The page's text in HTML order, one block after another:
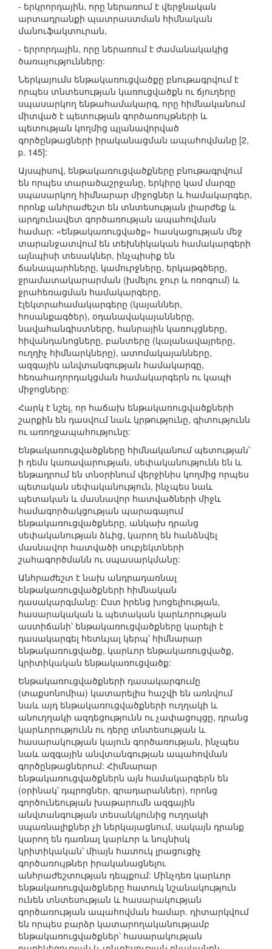
- երկրորդային, որը ներառում է վերջնական
արտադրանքի պատրաստման հիմնական
մանուֆակտուրան,
- երրորդային, որը ներառում է ժամանակակից
ծառայությունները:
Ներկայումս ենթակառուցվածքը բնութագրվում է
որպես տնտեսության կառուցվածքն ու ճյուղերը
սպասարկող ենթահամակարգ, որը հիմնականում
միտված է պետության գործառույթների և
պետության կողմից պլանավորված
գործընթացների իրականացման ապահովմանը [2,
p. 145]:
Այսպիսով, ենթակառուցվածքները բնութագրվում
են որպես տարածաշրջանը, երկիրը կամ մարզը
սպասարկող հիմնարար միջոցներ և համակարգեր,
որոնք անհրաժեշտ են տնտեսության լիարժեք և
արդյունավետ գործառության ապահովման
համար: «Ենթակառուցվածք» հասկացության մեջ
տարանջատվում են տեխնիկական համակարգերի
այնպիսի տեսակներ, ինչպիսիք են
ճանապարհները, կամուրջները, երկաթգծերը,
ջրամատակարարման (խմելու ջուր և ոռոգում) և
ջրահեռացման համակարգերը,
էլեկտրահամակարգերը (կայաններ,
հոսանքագծեր), օդանավակայանները,
նավահանգիստները, հանրային կառույցները,
հիվանդանոցները, բանտերը (կալանավայրերը,
ուղղիչ հիմնարկները), ատոմակայանները,
ազգային անվտանգության համակարգը,
հեռահաղորդակցման համակարգերն ու կապի
միջոցները:
Հարկ է նշել, որ հաճախ ենթակառուցվածքների
շարքին են դասվում նաև կրթությունը, գիտությունն
ու առողջապահությունը:
Ենթակառուցվածքները հիմնականում պետության՝
ի դեմս կառավարության, սեփականությունն են և
ենթադրում են տնօրինում վերջինիս կողմից որպես
պետական սեփականություն, ինչպես նաև
պետական և մասնավոր հատվածների միջև
համագործակցության պարագայում
ենթակառուցվածքները, անկախ դրանց
սեփականության ձևից, կարող են հանձնվել
մասնավոր հատվածի սուբյեկտների
շահագործմանն ու սպասարկմանը:
Անհրաժեշտ է նախ անդրադառնալ
ենթակառուցվածքների հիմնական
դասակարգմանը: Ըստ իրենց խոցելիության,
հասարակական և պետական կարևորության
աստիճանի՝ ենթակառուցվածքները կարելի է
դասակարգել հետևյալ կերպ՝ հիմնարար
ենթակառուցվածք, կարևոր ենթակառուցվածք,
կրիտիկական ենթակառուցվածք:
Ենթակառուցվածքների դասակարգումը
(տաքսոնոմիա) կատարելիս հաշվի են առնվում
նաև այդ ենթակառուցվածքների ուղղակի և
անուղղակի ազդեցությունն ու չափացույցը, դրանց
կարևորությունն ու դերը տնտեսության և
հասարակության կայուն գործառության, ինչպես
նաև ազգային անվտանգության ապահովման
գործընթացներում: Հիմնարար
ենթակառուցվածքներն այն համակարգերն են
(օրինակ՝ դպրոցներ, գրադարաններ), որոնց
գործունեության խաթարումն ազգային
անվտանգության տեսանկյունից ուղղակի
սպառնալիքներ չի ներկայացնում, սակայն դրանք
կարող են դառնալ կարևոր և նույնիսկ
կրիտիկական՝ միայն հատուկ լրացուցիչ
գործառույթներ իրականացնելու
անհրաժեշտության դեպքում: Մինչդեռ կարևոր
ենթակառուցվածքները հատուկ նշանակություն
ունեն տնտեսության և հասարակության
գործառության ապահովման համար. դիտարկվում
են որպես բարձր կատարողականությամբ
ենթակառուցվածքներ՝ հասարակության